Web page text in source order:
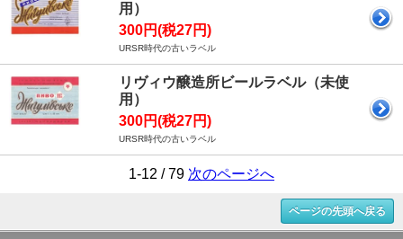
用）
300円(税27円)
URSR時代の古いラベル
リヴィウ醸造所ビールラベル（未使
用）
300円(税27円)
URSR時代の古いラベル
1-12 / 79 次のページへ
ページの先頭へ戻る